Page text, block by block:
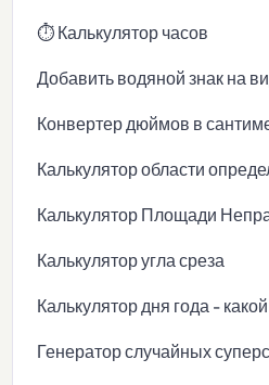
⏱️ Калькулятор часов
Добавить водяной знак на
Конвертер дюймов в
Калькулятор области
Калькулятор Площади
Калькулятор угла среза
Калькулятор дня года -
Генератор случайных